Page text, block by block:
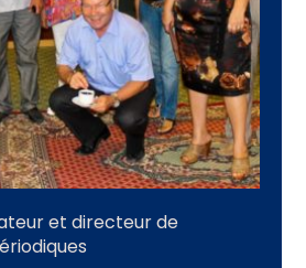
et directeur de